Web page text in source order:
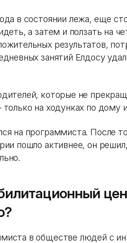
в состоянии лежа, еще
а затем и ползать на
результатов,
занятий Елдосу
которые не
на ходунках по дому
на программиста. После
пошло активнее, он
в обществе людей с